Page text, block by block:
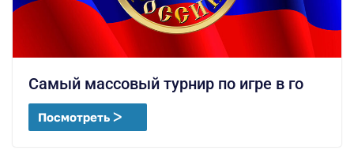
Самый массовый турнир по игре в го
Посмотреть ᐳ